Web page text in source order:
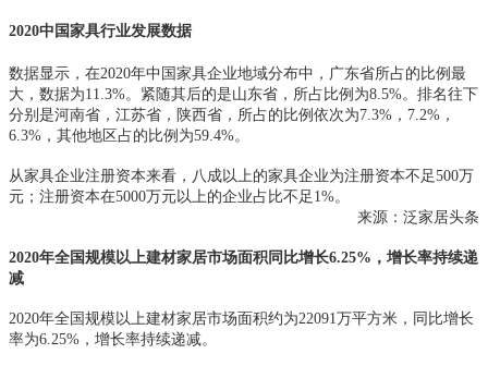
2020中国家具行业发展数据
数据显示，在2020年中国家具企业地域分布中，广东省所占的比例最
大，数据为11.3%。紧随其后的是山东省，所占比例为8.5%。排名往下
分别是河南省，江苏省，陕西省，所占的比例依次为7.3%，7.2%，
6.3%，其他地区占的比例为59.4%。
从家具企业注册资本来看，八成以上的家具企业为注册资本不足500万
元；注册资本在5000万元以上的企业占比不足1%。
来源：泛家居头条
2020年全国规模以上建材家居市场面积同比增长6.25%，增长率持续递
减
2020年全国规模以上建材家居市场面积约为22091万平方米，同比增长
率为6.25%，增长率持续递减。